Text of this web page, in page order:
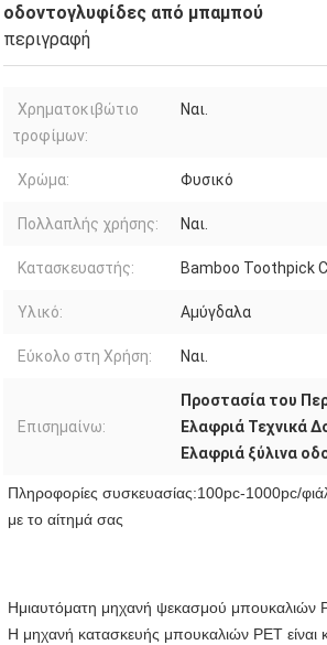
οδοντογλυφίδες από μπαμπού
περιγραφή
Χρηματοκιβώτιο
τροφίμων:
Ναι.
Χρώμα: Φυσικό
Πολλαπλής χρήσης: Ναι.
Κατασκευαστής: Bamboo Toothpick
Υλικό: Αμύγδαλα
Εύκολο στη Χρήση: Ναι.
Επισημαίνω:
Προστασία του
Ελαφριά Τεχνικά
Ελαφριά ξύλινα
Πληροφορίες συσκευασίας:100pc-1000pc/
με το αίτημά σας
Ημιαυτόματη μηχανή ψεκασμού
Η μηχανή κατασκευής μπουκαλιών PET